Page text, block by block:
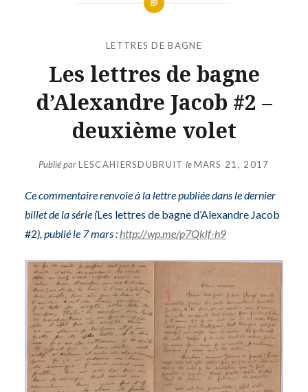
LETTRES DE BAGNE
Les lettres de bagne
d’Alexandre Jacob #2 –
deuxième volet
Publié parLESCAHIERSDUBRUIT leMARS 21, 2017
Ce commentaire renvoie à la lettre publiée dans le dernier
billet de la série (Les lettres de bagne d’Alexandre Jacob
#2), publié le 7 mars :http://wp.me/p7Qklf-h9